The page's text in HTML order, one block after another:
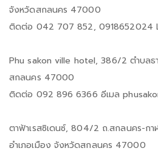
จังหวัดสกลนคร 47000
ติดต่อ 042 707 852, 0918652024
Phu sakon ville hotel, 386/2 ตำบลธ
สกลนคร 47000
ติดต่อ 092 896 6366 อีเมล
ตาฟ้าเรสซิเดนซ์, 804/2 ถ.สกลนคร-กา
อำเภอเมือง จังหวัดสกลนคร 47000